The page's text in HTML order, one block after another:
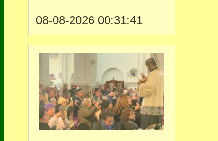
08-08-2026 00:31:41